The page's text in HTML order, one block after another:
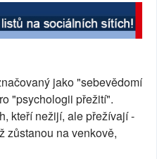
jako "sebevědomí
"psychologii přežití".
kteří nežijí, ale přežívají -
zůstanou na venkově,